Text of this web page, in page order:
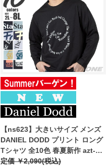
【ns623】大きいサイズ メンズ
DANIEL DODD プリント ロング
Tシャツ 全10色 春夏新作 azt-
2601pt1 【fre】
定価 ￥2,090(税込)